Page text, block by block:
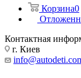
Корзина0
Контактная
г. Киев